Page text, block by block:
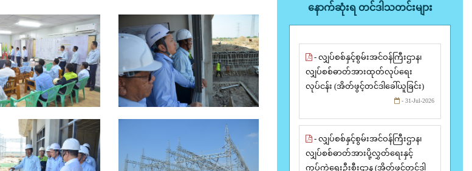
နောက်ဆုံးရ တင်ဒါသတင်းများ
- လျှပ်စစ်နှင့်စွမ်းအင်ဝန်ကြီးဌာန၊
လျှပ်စစ်ဓာတ်အားထုတ်လုပ်ရေး
လုပ်ငန်း (အိတ်ဖွင့်တင်ဒါခေါ်ယူခြင်း)
- 31-Jul-2026
- လျှပ်စစ်နှင့်စွမ်းအင်ဝန်ကြီးဌာန၊
လျှပ်စစ်ဓာတ်အားပို့လွှတ်ရေးနှင့်
ကွပ်ကဲရေးဦးစီးဌာန (အိတ်ဖွင့်တင်ဒါ